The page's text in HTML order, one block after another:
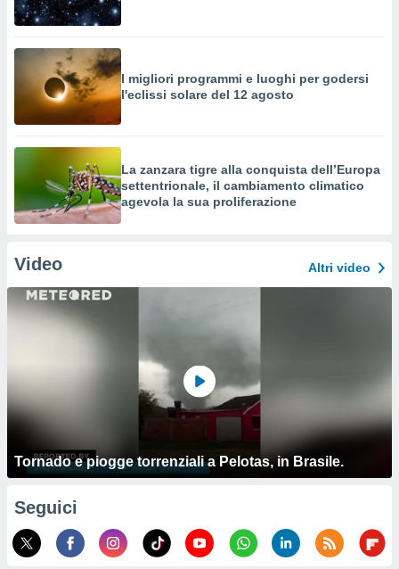
I migliori programmi e luoghi per godersi
l'eclissi solare del 12 agosto
La zanzara tigre alla conquista dell’Europa
settentrionale, il cambiamento climatico
agevola la sua proliferazione
Video Altri video
Tornado e piogge torrenziali a Pelotas, in Brasile.
Seguici